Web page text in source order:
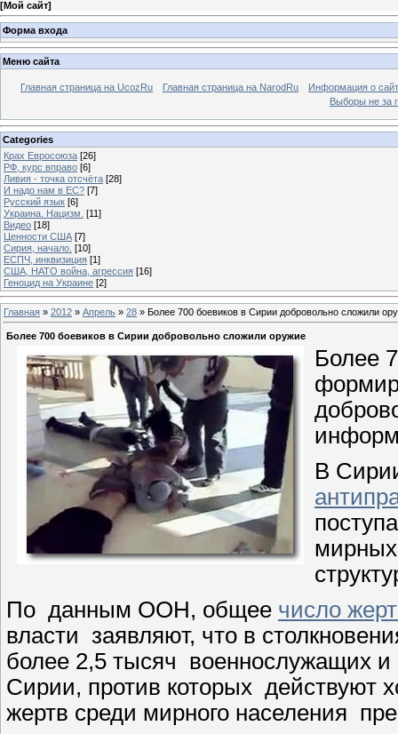
[Мой сайт]
Форма входа
Меню сайта
Главная страница на UcozRu Главная страница на NarodRu
Информация о
Выборы не за
Categories
Крах Евросоюза [26]
РФ, курс вправо [6]
Ливия - точка отсчёта [28]
И надо нам в ЕС? [7]
Русский язык [6]
Украина. Нацизм. [11]
Видео [18]
Ценности США [7]
Сирия, начало. [10]
ЕСПЧ, инквизиция [1]
США, НАТО война, агрессия [16]
Геноцид на Украине [2]
Главная » 2012 » Апрель » 28 » Более 700 боевиков в Сирии добровольно сложили
Более 700 боевиков в Сирии добровольно сложили оружие
Более
В
мирных
По данным ООН, общее число
власти заявляют, что в
более 2,5 тысяч военнослужащих и
Сирии, против которых действуют
жертв среди мирного населения